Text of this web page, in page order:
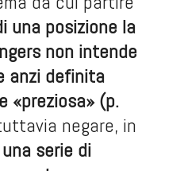
una posizione la
non intende
anzi definita
«preziosa» (p.
negare, in
una serie di